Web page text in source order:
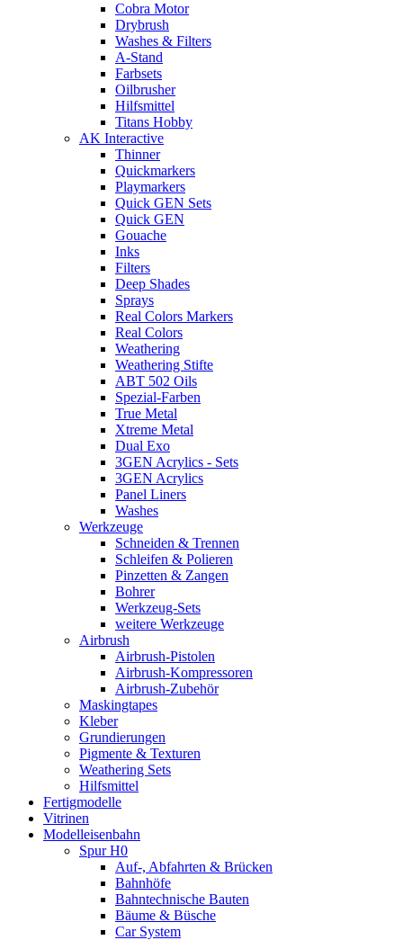
Cobra Motor
Drybrush
Washes & Filters
A-Stand
Farbsets
Oilbrusher
Hilfsmittel
Titans Hobby
AK Interactive
Thinner
Quickmarkers
Playmarkers
Quick GEN Sets
Quick GEN
Gouache
Inks
Filters
Deep Shades
Sprays
Real Colors Markers
Real Colors
Weathering
Weathering Stifte
ABT 502 Oils
Spezial-Farben
True Metal
Xtreme Metal
Dual Exo
3GEN Acrylics - Sets
3GEN Acrylics
Panel Liners
Washes
Werkzeuge
Schneiden & Trennen
Schleifen & Polieren
Pinzetten & Zangen
Bohrer
Werkzeug-Sets
weitere Werkzeuge
Airbrush
Airbrush-Pistolen
Airbrush-Kompressoren
Airbrush-Zubehör
Maskingtapes
Kleber
Grundierungen
Pigmente & Texturen
Weathering Sets
Hilfsmittel
Fertigmodelle
Vitrinen
Modelleisenbahn
Spur H0
Auf-, Abfahrten & Brücken
Bahnhöfe
Bahntechnische Bauten
Bäume & Büsche
Car System